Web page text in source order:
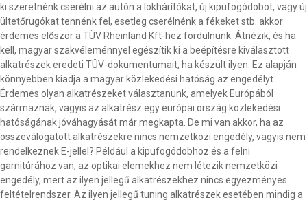
ki szeretnénk cserélni az autón a lökhárítókat, új kipufogódobot, vagy új
ültetőrugókat tennénk fel, esetleg cserélnénk a fékeket stb. akkor
érdemes először a TÜV Rheinland Kft-hez fordulnunk. Átnézik, és ha
kell, magyar szakvéleménnyel egészítik ki a beépítésre kiválasztott
alkatrészek eredeti TÜV-dokumentumait, ha készült ilyen. Ez alapján
könnyebben kiadja a magyar közlekedési hatóság az engedélyt.
Érdemes olyan alkatrészeket választanunk, amelyek Európából
származnak, vagyis az alkatrész egy európai ország közlekedési
hatóságának jóváhagyását már megkapta. De mi van akkor, ha az
összeválogatott alkatrészekre nincs nemzetközi engedély, vagyis nem
rendelkeznek E-jellel? Például a kipufogódobhoz és a felni
garnitúrához van, az optikai elemekhez nem létezik nemzetközi
engedély, mert az ilyen jellegű alkatrészekhez nincs egyezményes
feltételrendszer. Az ilyen jellegű tuning alkatrészek esetében mindig a